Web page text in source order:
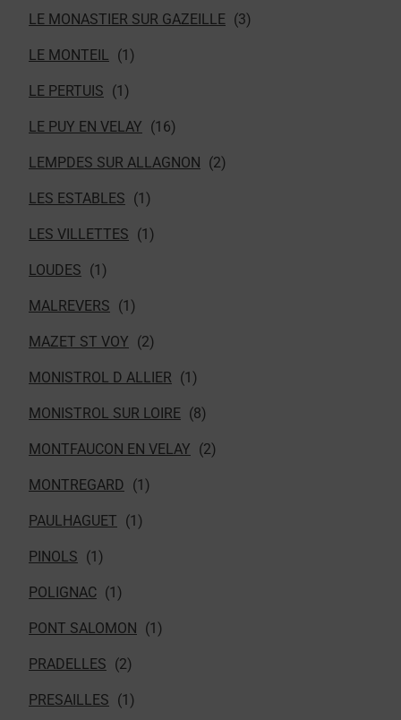
LE MONASTIER SUR GAZEILLE
LE MONTEIL
LE PERTUIS
LE PUY EN VELAY
LEMPDES SUR ALLAGNON
LES ESTABLES
LES VILLETTES
LOUDES
MALREVERS
MAZET ST VOY
MONISTROL D ALLIER
MONISTROL SUR LOIRE
MONTFAUCON EN VELAY
MONTREGARD
PAULHAGUET
PINOLS
POLIGNAC
PONT SALOMON
PRADELLES
PRESAILLES